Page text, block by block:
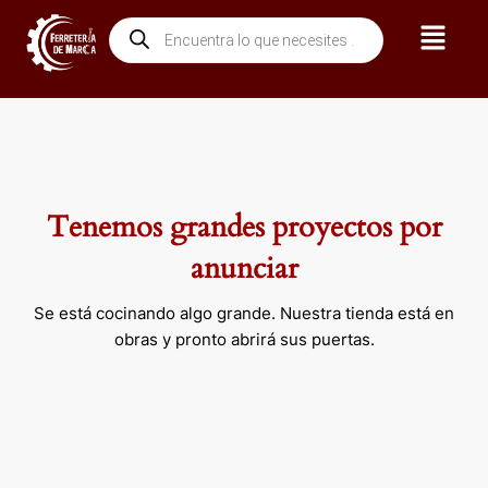
contenido
Búsqueda
de
productos
Menú
Tenemos grandes proyectos por
anunciar
Se está cocinando algo grande. Nuestra tienda está en
obras y pronto abrirá sus puertas.